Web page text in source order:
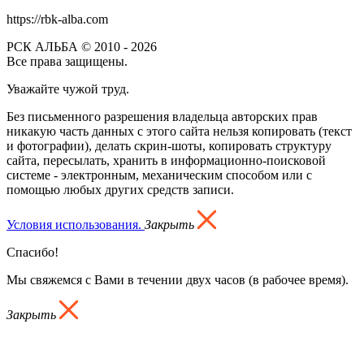
https://rbk-alba.com
РСК АЛЬБА © 2010 - 2026
Все права защищены.
Уважайте чужой труд.
Без письменного разрешения владельца авторских прав
никакую часть данных с этого сайта нельзя копировать (текст
и фотографии), делать скрин-шоты, копировать структуру
сайта, пересылать, хранить в информационно-поисковой
системе - электронным, механическим способом или с
помощью любых других средств записи.
Условия использования. Закрыть
Спасибо!
Мы свяжемся с Вами в течении двух часов (в рабочее время).
Закрыть